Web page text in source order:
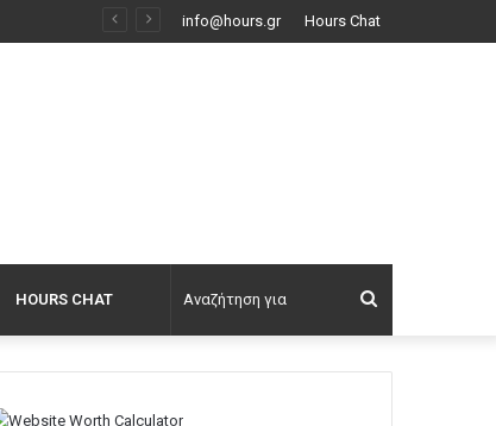
βίντεο info@hours.gr Hours Chat
HOURS CHAT
για